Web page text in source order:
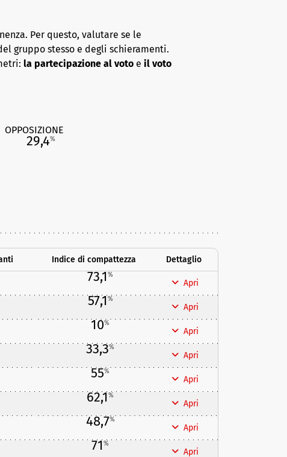
Per questo, valutare se le
gruppo stesso e degli schieramenti.
la partecipazione al voto e il voto
OPPOSIZIONE
29,4%
Indice di compattezza Dettaglio
73,1%
Apri
57,1%
Apri
10%
Apri
33,3%
Apri
55%
Apri
62,1%
Apri
48,7%
Apri
71%
Apri